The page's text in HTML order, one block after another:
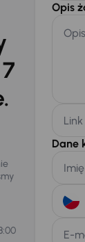
Opis
Dane
E-